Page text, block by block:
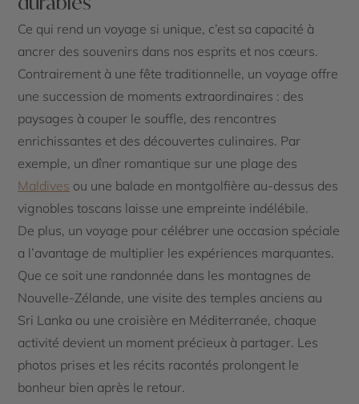
Ce qui rend un voyage si unique, c’est sa capacité à
ancrer des souvenirs dans nos esprits et nos cœurs.
Contrairement à une fête traditionnelle, un voyage offre
une succession de moments extraordinaires : des
paysages à couper le souffle, des rencontres
enrichissantes et des découvertes culinaires. Par
exemple, un dîner romantique sur une plage des
Maldives ou une balade en montgolfière au-dessus des
vignobles toscans laisse une empreinte indélébile.
De plus, un voyage pour célébrer une occasion spéciale
a l’avantage de multiplier les expériences marquantes.
Que ce soit une randonnée dans les montagnes de
Nouvelle-Zélande, une visite des temples anciens au
Sri Lanka ou une croisière en Méditerranée, chaque
activité devient un moment précieux à partager. Les
photos prises et les récits racontés prolongent le
bonheur bien après le retour.